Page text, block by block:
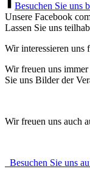
Besuchen Sie uns
Unsere Facebook
Lassen Sie uns
Wir interessieren uns
Wir freuen uns
Sie uns Bilder der
Wir freuen uns auch
Besuchen Sie uns